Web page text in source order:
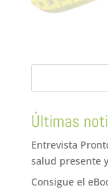
Últimas
Entrevista
salud presente
Consigue el